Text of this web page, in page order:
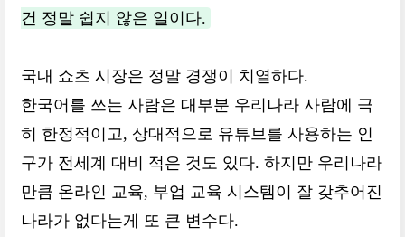
건 정말 쉽지 않은 일이다.
국내 쇼츠 시장은 정말 경쟁이 치열하다.
한국어를 쓰는 사람은 대부분 우리나라 사람에 극
히 한정적이고, 상대적으로 유튜브를 사용하는 인
구가 전세계 대비 적은 것도 있다. 하지만 우리나라
만큼 온라인 교육, 부업 교육 시스템이 잘 갖추어진
나라가 없다는게 또 큰 변수다.